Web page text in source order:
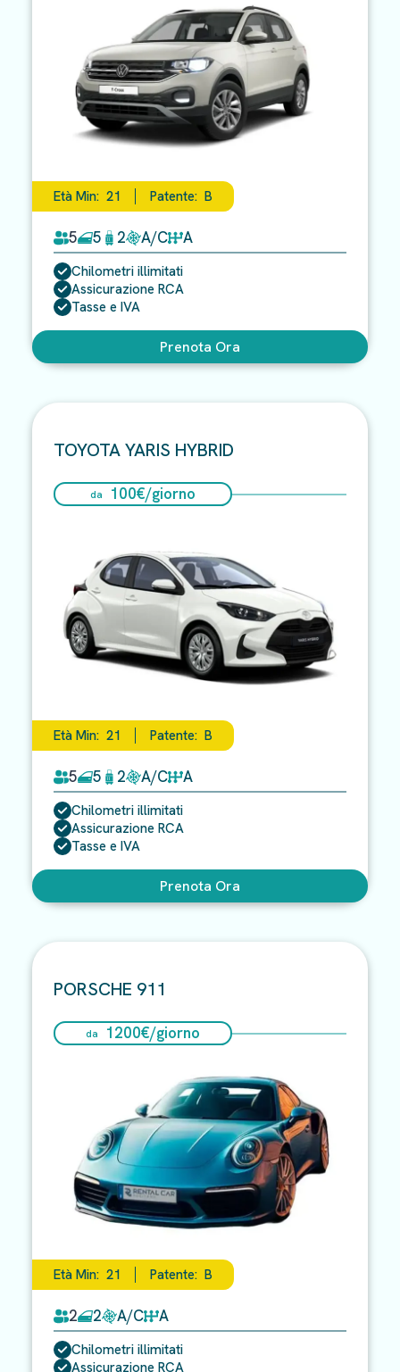
Età Min: 21 Patente: B
5 5 2 A/C A
Chilometri illimitati
Assicurazione RCA
Tasse e IVA
Prenota Ora
TOYOTA YARIS HYBRID
da 100€/giorno
Età Min: 21 Patente: B
5 5 2 A/C A
Chilometri illimitati
Assicurazione RCA
Tasse e IVA
Prenota Ora
PORSCHE 911
da 1200€/giorno
Età Min: 21 Patente: B
2 2 A/C A
Chilometri illimitati
Assicurazione RCA